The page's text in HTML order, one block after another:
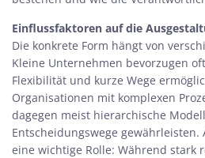
Einflussfaktoren auf die
Die konkrete Form hängt von
Kleine Unternehmen bevorzugen
Flexibilität und kurze Wege
Organisationen mit komplexen
dagegen meist hierarchische
Entscheidungswege
eine wichtige Rolle: Während stark